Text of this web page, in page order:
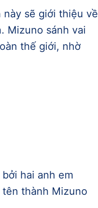
này sẽ giới thiệu về
Mizuno sánh vai
thế giới, nhờ
bởi hai anh em
tên thành Mizuno